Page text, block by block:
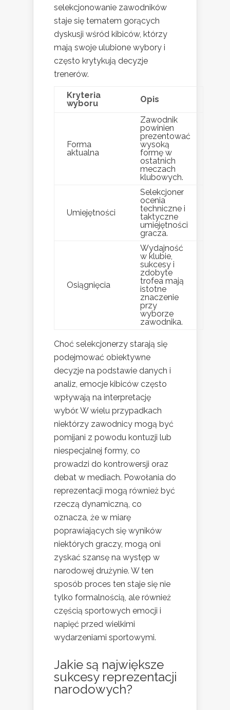
selekcjonowanie zawodników
staje się tematem gorących
dyskusji wśród kibiców, którzy
mają swoje ulubione wybory i
często krytykują decyzje
trenerów.
Kryteria
wyboru
Opis
Forma
aktualna
Zawodnik
powinien
prezentować
wysoką
formę w
ostatnich
meczach
klubowych.
Umiejętności
Selekcjoner
ocenia
techniczne i
taktyczne
umiejętności
gracza.
Osiągnięcia
Wydajność
w klubie,
sukcesy i
zdobyte
trofea mają
istotne
znaczenie
przy
wyborze
zawodnika.
Choć selekcjonerzy starają się
podejmować obiektywne
decyzje na podstawie danych i
analiz, emocje kibiców często
wpływają na interpretację
wybór. W wielu przypadkach
niektórzy zawodnicy mogą być
pomijani z powodu kontuzji lub
niespecjalnej formy, co
prowadzi do kontrowersji oraz
debat w mediach. Powołania do
reprezentacji mogą również być
rzeczą dynamiczną, co
oznacza, że w miarę
poprawiających się wyników
niektórych graczy, mogą oni
zyskać szansę na występ w
narodowej drużynie. W ten
sposób proces ten staje się nie
tylko formalnością, ale również
częścią sportowych emocji i
napięć przed wielkimi
wydarzeniami sportowymi.
Jakie są największe
sukcesy reprezentacji
narodowych?